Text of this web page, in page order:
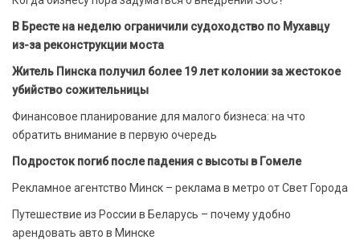
В Бресте на неделю ограничили судоходство по Мухавцу
из-за реконструкции моста
Житель Пинска получил более 19 лет колонии за жестокое
убийство сожительницы
Финансовое планирование для малого бизнеса: на что
обратить внимание в первую очередь
Подросток погиб после падения с высоты в Гомеле
Рекламное агентство Минск – реклама в метро от Свет Города
Путешествие из России в Беларусь – почему удобно
арендовать авто в Минске